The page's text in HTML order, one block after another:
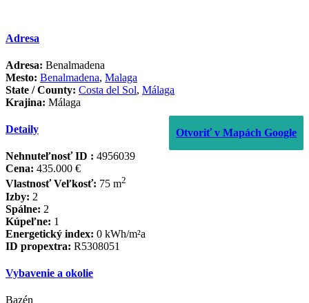
Adresa
Adresa: Benalmadena
Mesto: Benalmadena, Malaga
State / County: Costa del Sol, Málaga
Krajina: Málaga
Otvoriť v Mapách Google
Detaily
Nehnuteľnosť ID : 4956039
Cena: 435.000 €
Vlastnosť Veľkosť: 75 m2
Izby: 2
Spálne: 2
Kúpeľne: 1
Energetický index: 0 kWh/m²a
ID propextra: R5308051
Vybavenie a okolie
Bazén